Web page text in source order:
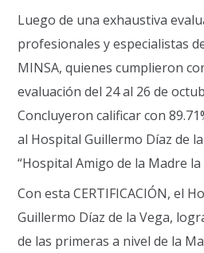
Luego de una exhaustiva
profesionales y especialistas
MINSA, quienes cumplieron
evaluación del 24 al 26 de
Concluyeron calificar con
al Hospital Guillermo Díaz de
“Hospital Amigo de la Madre
Con esta CERTIFICACIÓN, el
Guillermo Díaz de la Vega,
de las primeras a nivel de la